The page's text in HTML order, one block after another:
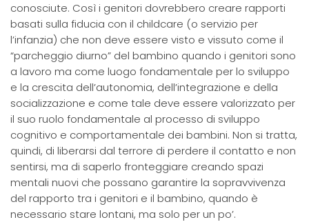
conosciute. Così i genitori dovrebbero creare rapporti
basati sulla fiducia con il childcare (o servizio per
l’infanzia) che non deve essere visto e vissuto come il
“parcheggio diurno” del bambino quando i genitori sono
a lavoro ma come luogo fondamentale per lo sviluppo
e la crescita dell’autonomia, dell’integrazione e della
socializzazione e come tale deve essere valorizzato per
il suo ruolo fondamentale al processo di sviluppo
cognitivo e comportamentale dei bambini. Non si tratta,
quindi, di liberarsi dal terrore di perdere il contatto e non
sentirsi, ma di saperlo fronteggiare creando spazi
mentali nuovi che possano garantire la sopravvivenza
del rapporto tra i genitori e il bambino, quando è
necessario stare lontani, ma solo per un po’.